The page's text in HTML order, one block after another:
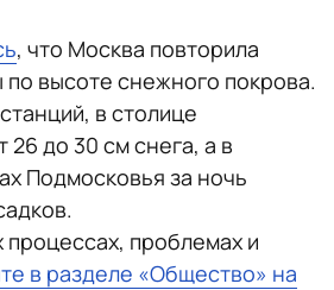
, что Москва повторила
по высоте снежного покрова.
в столице
26 до 30 см снега, а в
Подмосковья за ночь
проблемах и
в разделе «Общество» на